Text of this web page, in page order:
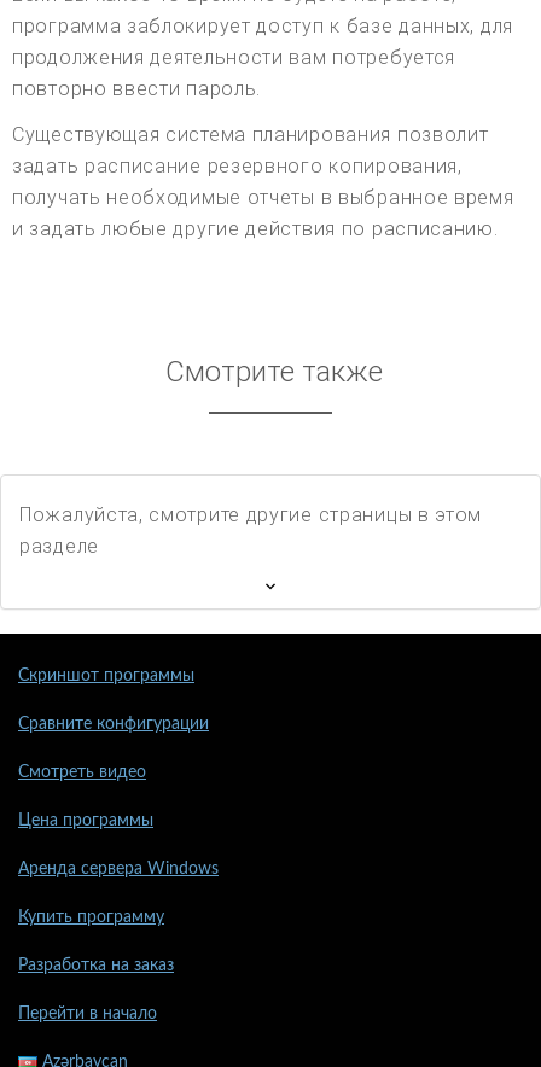
программа заблокирует доступ к базе данных, для
продолжения деятельности вам потребуется
повторно ввести пароль.
Существующая система планирования позволит
задать расписание резервного копирования,
получать необходимые отчеты в выбранное время
и задать любые другие действия по расписанию.
Смотрите также
Пожалуйста, смотрите другие страницы в этом
разделе
Скриншот программы
Сравните конфигурации
Смотреть видео
Цена программы
Аренда сервера Windows
Купить программу
Разработка на заказ
Перейти в начало
Azərbaycan